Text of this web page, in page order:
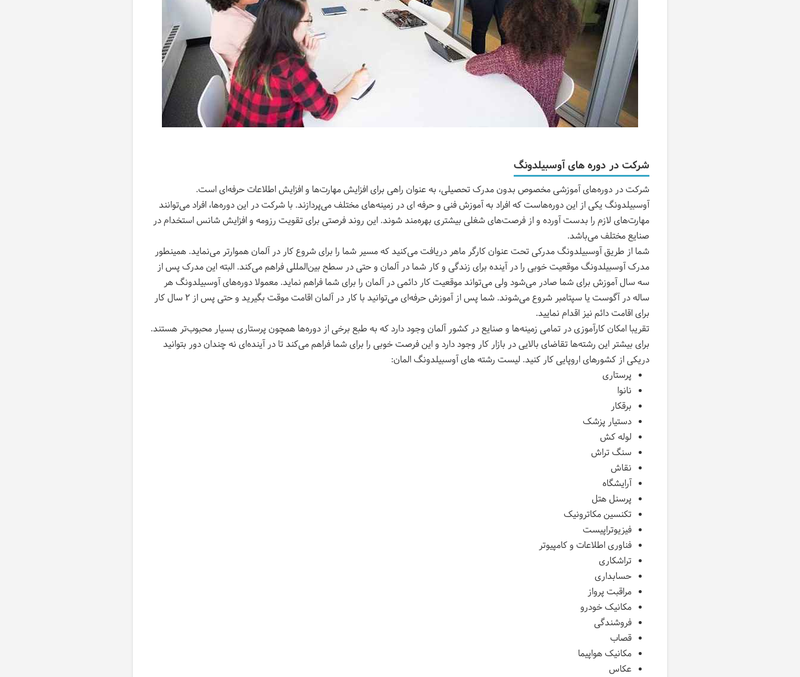
شرکت در دوره‌ های آوسبیلدونگ
شرکت در دوره‌های آموزشی مخصوص بدون مدرک تحصیلی، به عنوان راهی برای افزایش مهارت‌ها و افزایش اطلاعات حرفه‌ای است.
آوسبیلدونگ یکی از این دوره‌هاست که افراد به آموزش فنی و حرفه ای در زمینه‌های مختلف می‌پردازند. با شرکت در این دوره‌ها، افراد می‌توانند
مهارت‌های لازم را بدست آورده و از فرصت‌های شغلی بیشتری بهره‌مند شوند. این روند فرصتی برای تقویت رزومه و افزایش شانس استخدام در
صنایع مختلف می‌باشد.
شما از طریق آوسبیلدونگ مدرکی تحت عنوان کارگر ماهر دریافت می‌کنید که مسیر شما را برای شروع کار در آلمان هموارتر می‌نماید. همینطور
مدرک آوسبیلدونگ موقعیت خوبی را در آینده برای زندگی و کار شما در آلمان و حتی در سطح بین‌المللی فراهم می‌کند. البته این مدرک پس از
سه سال آموزش برای شما صادر می‌شود ولی می‌تواند موقعیت کار دائمی در آلمان را برای شما فراهم نماید. معمولا دوره‌های آوسبیلدونگ هر
ساله در آگوست یا سپتامبر شروع می‌شوند. شما پس از آموزش حرفه‌ای می‌توانید با کار در آلمان اقامت موقت بگیرید و حتی پس از ۲ سال کار
برای اقامت دائم نیز اقدام نمایید.
تقریبا امکان کارآموزی در تمامی زمینه‌ها و صنایع در کشور آلمان وجود دارد که به طبع برخی از دوره‌ها همچون پرستاری بسیار محبوب‌تر هستند.
برای بیشتر این رشته‌ها تقاضای بالایی در بازار کار وجود دارد و این فرصت خوبی را برای شما فراهم می‌کند تا در آینده‌ای نه چندان دور بتوانید
دریکی از کشورهای اروپایی کار کنید. لیست رشته های آوسبیلدونگ المان:
پرستاری
نانوا
برقکار
دستیار پزشک
لوله کش
سنگ تراش
نقاش
آرایشگاه
پرسنل هتل
تکنسین مکاترونیک
فیزیوتراپیست
فناوری اطلاعات و کامپیوتر
تراشکاری
حسابداری
مراقبت پرواز
مکانیک خودرو
فروشندگی
قصاب
مکانیک هواپیما
عکاس